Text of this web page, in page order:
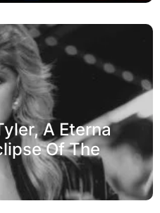
A Eterna
Of The